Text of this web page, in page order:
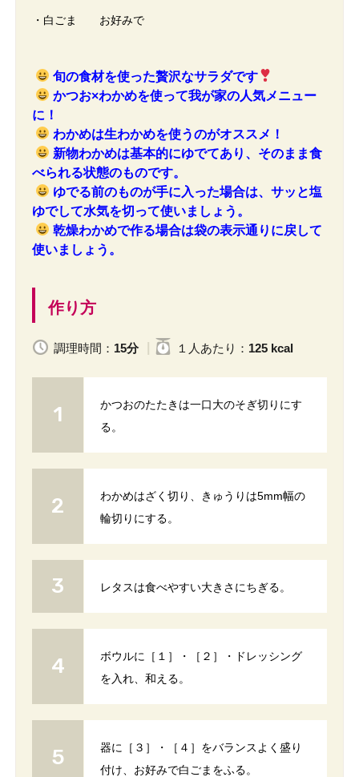
・白ごま お好みで
旬の食材を使った贅沢なサラダです
かつお×わかめを使って我が家の人気メニュー
に！
わかめは生わかめを使うのがオススメ！
新物わかめは基本的にゆでてあり、そのまま食
べられる状態のものです。
ゆでる前のものが手に入った場合は、サッと塩
ゆでして水気を切って使いましょう。
乾燥わかめで作る場合は袋の表示通りに戻して
使いましょう。
作り方
調理時間： 15分 １人 あたり ： 125 kcal
かつおのたたきは一口大のそぎ切りにす
る。
わかめはざく切り、きゅうりは5mm幅の
輪切りにする。
レタスは食べやすい大きさにちぎる。
ボウルに［１］・［２］・ドレッシング
を入れ、和える。
器に［３］・［４］をバランスよく盛り
付け、お好みで白ごまをふる。